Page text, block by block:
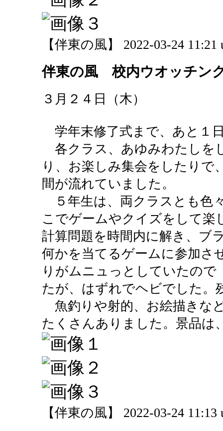
【伴東の風】 2022-03-24 11:21
伴東の風 校内ウオッチン
３月２４日（木）
学年末修了式まで、あと１
各クラス、あゆみわたしを
り、お楽しみ集会をしたりで
間が流れていました。
５年生は、両クラスとも色
こでゲームやクイズをして楽
計算問題を時間内に解き、ブ
何かを当てるゲームに参加さ
りがムニュっとしていたので
たが、はずれでヘビでした。
魚釣りや射的、お絵描きな
たくさんありました。景品は
【伴東の風】 2022-03-24 11:13